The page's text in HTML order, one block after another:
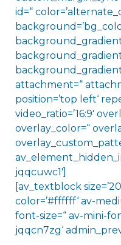
id=“
attachment=“
position=’top left‘
video_ratio=’16:9′
overlay_color=“
jqqcuwc1′]
[av_textblock
color=’#ffffff‘ av-
font-size=“ av-mini-
jqqcn7zg‘